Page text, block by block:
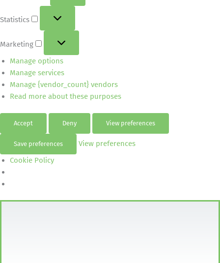
Statistics
Marketing
Manage options
Manage services
Manage {vendor_count} vendors
Read more about these purposes
Accept Deny View preferences
Save preferences
View preferences
Cookie Policy